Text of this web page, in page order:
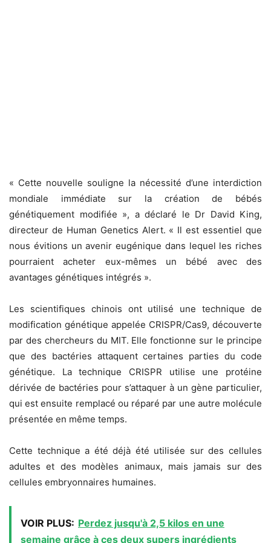
« Cette nouvelle souligne la nécessité d’une interdiction
mondiale immédiate sur la création de bébés
génétiquement modifiée », a déclaré le Dr David King,
directeur de Human Genetics Alert. « Il est essentiel que
nous évitions un avenir eugénique dans lequel les riches
pourraient acheter eux-mêmes un bébé avec des
avantages génétiques intégrés ».
Les scientifiques chinois ont utilisé une technique de
modification génétique appelée CRISPR/Cas9, découverte
par des chercheurs du MIT. Elle fonctionne sur le principe
que des bactéries attaquent certaines parties du code
génétique. La technique CRISPR utilise une protéine
dérivée de bactéries pour s’attaquer à un gène particulier,
qui est ensuite remplacé ou réparé par une autre molécule
présentée en même temps.
Cette technique a été déjà été utilisée sur des cellules
adultes et des modèles animaux, mais jamais sur des
cellules embryonnaires humaines.
VOIR PLUS: Perdez jusqu'à 2,5 kilos en une
semaine grâce à ces deux supers ingrédients